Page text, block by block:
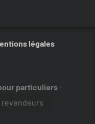
légales
particuliers-
revendeurs